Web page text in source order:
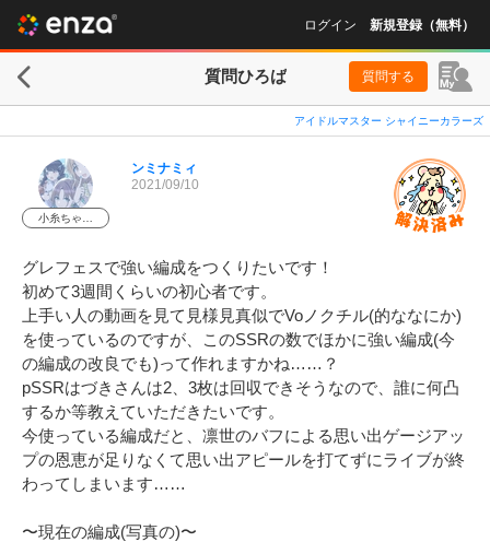
ログイン 新規登録（無料）
質問ひろば 質問する
アイドルマスター シャイニーカラーズ
小糸ちゃ…
ンミナミィ
2021/09/10
グレフェスで強い編成をつくりたいです！
初めて3週間くらいの初心者です。
上手い人の動画を見て見様見真似でVoノクチル(的ななにか)
を使っているのですが、このSSRの数でほかに強い編成(今
の編成の改良でも)って作れますかね……？
pSSRはづきさんは2、3枚は回収できそうなので、誰に何凸
するか等教えていただきたいです。
今使っている編成だと、凛世のバフによる思い出ゲージアッ
プの恩恵が足りなくて思い出アピールを打てずにライブが終
わってしまいます……
〜現在の編成(写真の)〜